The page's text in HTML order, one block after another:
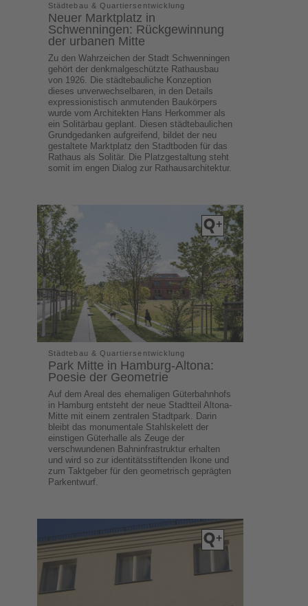
Städtebau & Quartiersentwicklung
Neuer Marktplatz in
Schwenningen: Rückgewinnung
der urbanen Mitte
Zu den Wahrzeichen der Stadt Schwenningen
gehört der denkmalgeschützte Rathausbau
von 1926. Die städtebauliche Konzeption
dieses unverwechselbaren, in den Details
expressionistisch anmutenden Baukörpers
wurde vom Architekten Hans Herkommer als
ein Solitärbau geplant. Diesen städtebaulichen
Grundgedanken aufgreifend, bildet der neu
gestaltete Marktplatz den Stadtboden für das
Rathaus als Solitär. Die Platzgestaltung steht
somit im engen Dialog zur Rathausarchitektur.
Städtebau & Quartiersentwicklung
Park Mitte in Hamburg-Altona:
Poesie der Geometrie
Auf dem Areal des ehemaligen Güterbahnhofs
in Hamburg entsteht der neue Stadtteil Altona-
Mitte mit einem zentralen Stadtpark. Darin
bleibt das monumentale Stahlskelett der
einstigen Güterhalle als Zeuge der
verschwundenen Bahninfrastruktur erhalten
und wird so zur identitätsstiftenden Ikone und
zum Taktgeber für den geometrisch geprägten
Parkentwurf.